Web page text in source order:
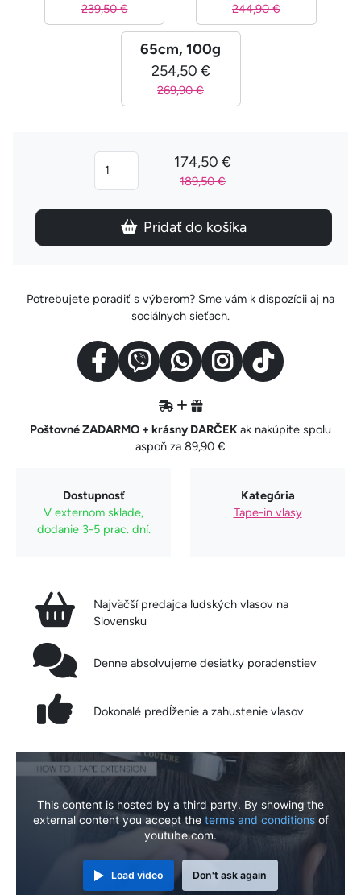
239,50 € 244,90 €
65cm, 100g
254,50 €
269,90 €
174,50 €
189,50 €
Pridať do košíka
Potrebujete poradiť s výberom? Sme vám k dispozícii aj na
sociálnych sieťach.
Poštovné ZADARMO + krásny DARČEKak nakúpite spolu
aspoň za 89,90 €
Dostupnosť
V externom sklade,
dodanie 3-5 prac. dní.
Kategória
Tape-in vlasy
Najväčší predajca ľudských vlasov na
Slovensku
Denne absolvujeme desiatky poradenstiev
Dokonalé predĺženie a zahustenie vlasov
This content is hosted by a third party. By showing the
external content you accept the terms and conditionsof
youtube.com.
Load video Don't ask again